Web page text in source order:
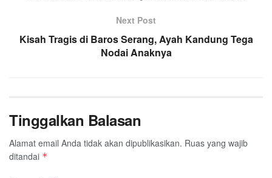
Next Post
Kisah Tragis di Baros Serang, Ayah Kandung Tega
Nodai Anaknya
Tinggalkan Balasan
Alamat email Anda tidak akan dipublikasikan. Ruas yang wajib
ditandai *